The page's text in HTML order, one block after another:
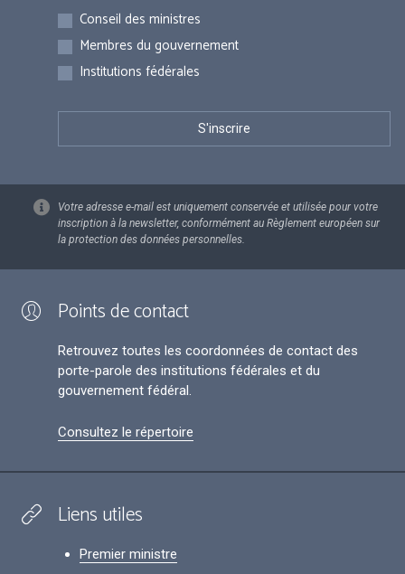
Inscriptions
Conseil des ministres
Membres du gouvernement
Institutions fédérales
Votre adresse e-mail est uniquement conservée et utilisée pour votre
inscription à la newsletter, conformément au Règlement européen sur
la protection des données personnelles.
Points de contact
Retrouvez toutes les coordonnées de contact des
porte-parole des institutions fédérales et du
gouvernement fédéral.
Consultez le répertoire
Liens utiles
Premier ministre